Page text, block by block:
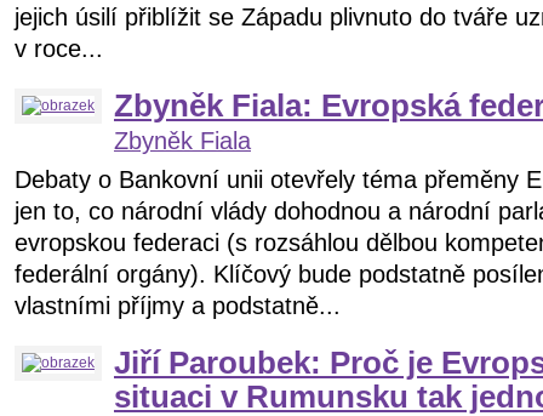
jejich úsilí přiblížit se Západu plivnuto do tváře
v roce...
Zbyněk Fiala: Evropská
Zbyněk Fiala
Debaty o Bankovní unii otevřely téma přeměny
jen to, co národní vlády dohodnou a národní
evropskou federaci (s rozsáhlou dělbou
federální orgány). Klíčový bude podstatně
vlastními příjmy a podstatně...
Jiří Paroubek: Proč je
situaci v Rumunsku tak